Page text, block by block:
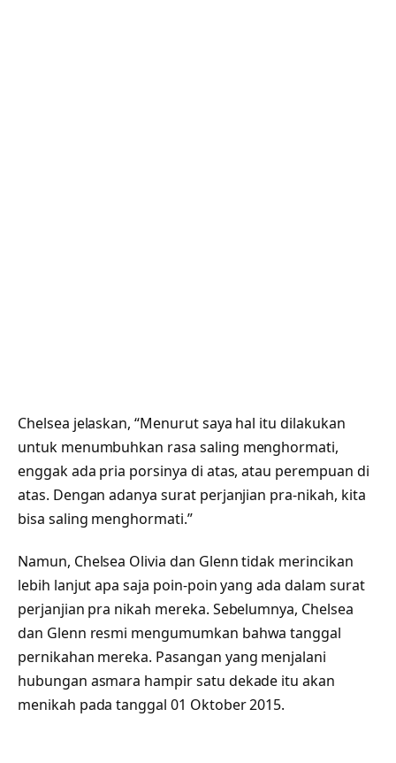
Chelsea jelaskan, “Menurut saya hal itu dilakukan
untuk menumbuhkan rasa saling menghormati,
enggak ada pria porsinya di atas, atau perempuan di
atas. Dengan adanya surat perjanjian pra-nikah, kita
bisa saling menghormati.”
Namun, Chelsea Olivia dan Glenn tidak merincikan
lebih lanjut apa saja poin-poin yang ada dalam surat
perjanjian pra nikah mereka. Sebelumnya, Chelsea
dan Glenn resmi mengumumkan bahwa tanggal
pernikahan mereka. Pasangan yang menjalani
hubungan asmara hampir satu dekade itu akan
menikah pada tanggal 01 Oktober 2015.